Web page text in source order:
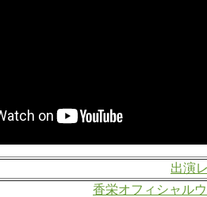
出演
香栄オフィシャル